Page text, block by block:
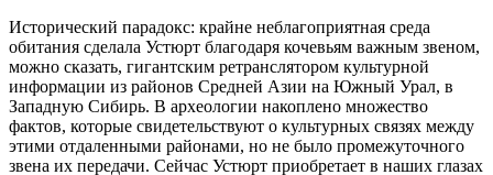
Исторический парадокс: крайне неблагоприятная среда
обитания сделала Устюрт благодаря кочевьям важным звеном,
можно сказать, гигантским ретранслятором культурной
информации из районов Средней Азии на Южный Урал, в
Западную Сибирь. В археологии накоплено множество
фактов, которые свидетельствуют о культурных связях между
этими отдаленными районами, но не было промежуточного
звена их передачи. Сейчас Устюрт приобретает в наших глазах